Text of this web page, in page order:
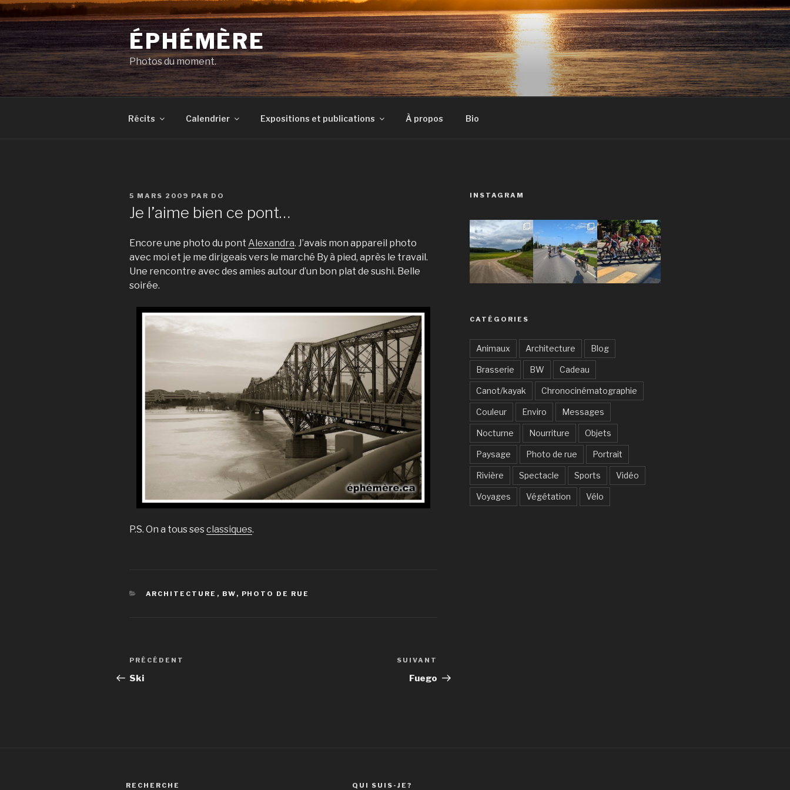
Aller
au
contenu
principal
ÉPHÉMÈRE
Photos du moment.
Récits Calendrier Expositions et publications À propos Bio
PUBLIÉ
5 MARS 2009 PAR DO
Je l’aime bien ce pont…
Encore une photo du pont Alexandra. J’avais mon appareil photo
avec moi et je me dirigeais vers le marché By à pied, après le travail.
Une rencontre avec des amies autour d’un bon plat de sushi. Belle
soirée.
P.S. On a tous sesclassiques.
CATÉGORIES
ARCHITECTURE , BW , PHOTO DE RUE
Navigation
de
Article
précédent
PRÉCÉDENT
Ski
suivant
SUIVANT
Fuego
INSTAGRAM
CATÉGORIES
Animaux Architecture Blog
Brasserie BW Cadeau
Canot/kayak Chronocinématographie
Couleur Enviro Messages
Nocturne Nourriture Objets
Paysage Photo de rue Portrait
Rivière Spectacle Sports Vidéo
Voyages Végétation Vélo
RECHERCHE QUI SUIS-JE?